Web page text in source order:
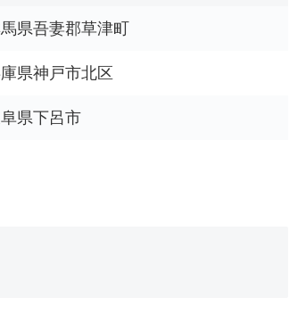
県吾妻郡草津町
県神戸市北区
県下呂市